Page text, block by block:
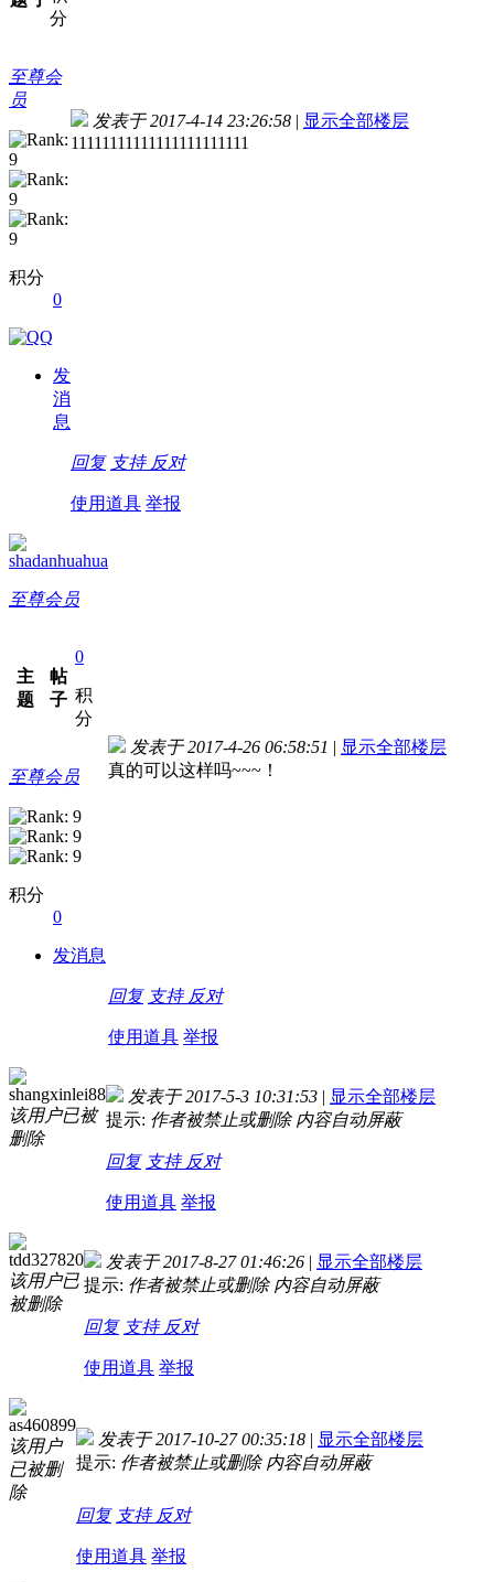
分
至尊会
员
积分
0
发
消
息
发表于 2017-4-14 23:26:58 | 显示全部楼层
11111111111111111111111
回复 支持 反对
使用道具 举报
shadanhuahua
至尊会员
主
题
帖
子
0
积
分
至尊会员
积分
0
发消息
发表于 2017-4-26 06:58:51 | 显示全部楼层
真的可以这样吗~~~！
回复 支持 反对
使用道具 举报
shangxinlei88
该用户已被
删除
发表于 2017-5-3 10:31:53 | 显示全部楼层
提示: 作者被禁止或删除 内容自动屏蔽
回复 支持 反对
使用道具 举报
tdd327820
该用户已
被删除
发表于 2017-8-27 01:46:26 | 显示全部楼层
提示: 作者被禁止或删除 内容自动屏蔽
回复 支持 反对
使用道具 举报
as460899
该用户
已被删
除
发表于 2017-10-27 00:35:18 | 显示全部楼层
提示: 作者被禁止或删除 内容自动屏蔽
回复 支持 反对
使用道具 举报